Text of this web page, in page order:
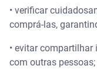
• verificar
comprá-las,
• evitar
com outras pessoas;